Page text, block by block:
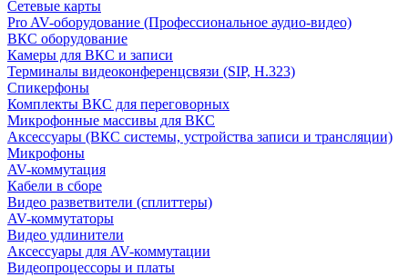
Сетевые карты
Pro AV-оборудование (Профессиональное аудио-видео)
ВКС оборудование
Камеры для ВКС и записи
Терминалы видеоконференцсвязи (SIP, H.323)
Спикерфоны
Комплекты ВКС для переговорных
Микрофонные массивы для ВКС
Аксессуары (ВКС системы, устройства записи и трансляции)
Микрофоны
AV-коммутация
Кабели в сборе
Видео разветвители (сплиттеры)
AV-коммутаторы
Видео удлинители
Аксессуары для AV-коммутации
Видеопроцессоры и платы